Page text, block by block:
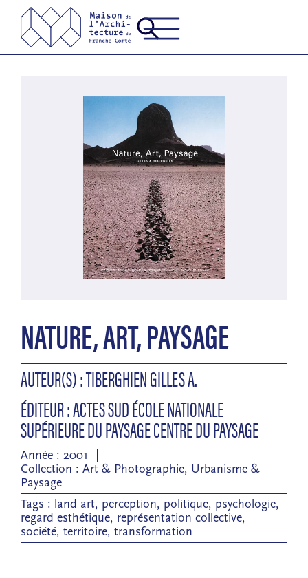
NATURE, ART, PAYSAGE
AUTEUR(S) : TIBERGHIEN GILLES A.
ÉDITEUR : ACTES SUD ÉCOLE NATIONALE
SUPÉRIEURE DU PAYSAGE CENTRE DU PAYSAGE
Année : 2001
Collection : Art & Photographie, Urbanisme &
Paysage
Tags : land art, perception, politique, psychologie,
regard esthétique, représentation collective,
société, territoire, transformation